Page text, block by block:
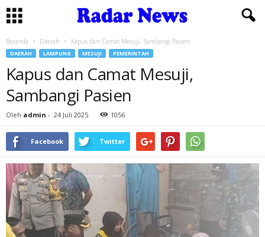
Beranda Daerah Kapus dan Camat Mesuji, Sambangi Pasien
DAERAH LAMPUNG MESUJI PEMERINTAH
Kapus dan Camat Mesuji,
Sambangi Pasien
Oleh admin - 24 Juli 2025 1056
Facebook Twitter